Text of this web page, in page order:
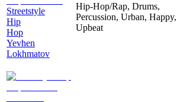
Streetstyle
Hip
Hop
Yevhen
Lokhmatov
Hip-Hop/Rap, Drums,
Percussion, Urban, Happy,
Upbeat